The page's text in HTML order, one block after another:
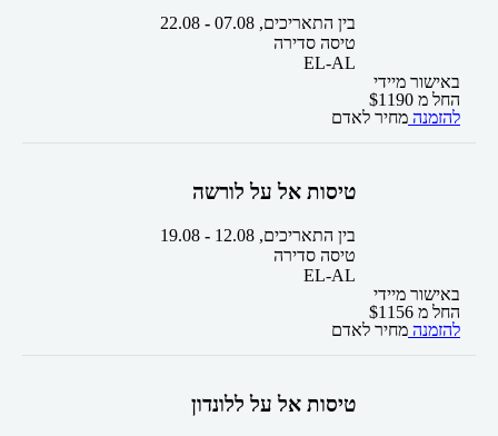
בין התאריכים, -
22.08
טיסה סדירה
EL-AL
באישור מיידי
החל מ
$1190
להזמנה מחיר לאדם
טיסות אל על לורשה
בין התאריכים, -
19.08
טיסה סדירה
EL-AL
באישור מיידי
החל מ
$1156
להזמנה מחיר לאדם
טיסות אל על ללונדון